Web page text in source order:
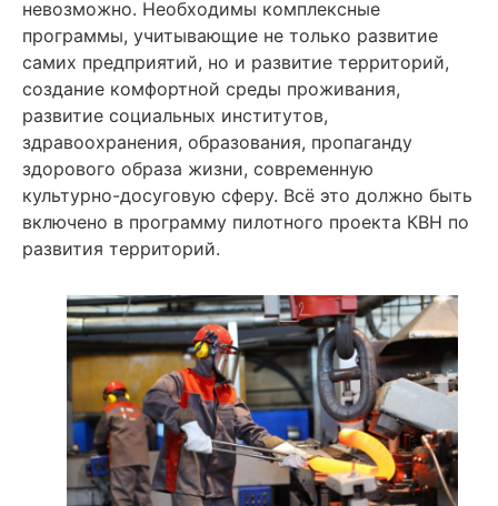
невозможно. Необходимы комплексные
программы, учитывающие не только развитие
самих предприятий, но и развитие территорий,
создание комфортной среды проживания,
развитие социальных институтов,
здравоохранения, образования, пропаганду
здорового образа жизни, современную
культурно-досуговую сферу. Всё это должно быть
включено в программу пилотного проекта КВН по
развития территорий.